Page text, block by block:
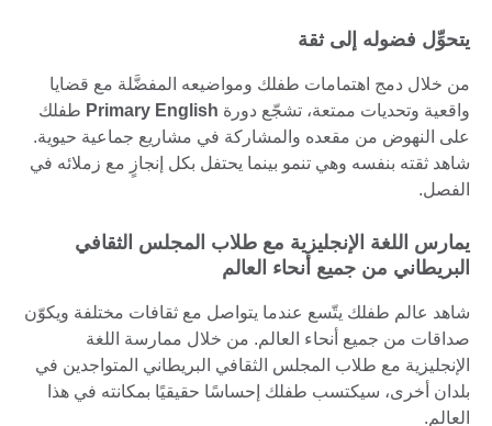
يتحوِّل فضوله إلى ثقة
من خلال دمج اهتمامات طفلك ومواضيعه المفضَّلة مع قضايا
واقعية وتحديات ممتعة، تشجّع دورة Primary English طفلك
على النهوض من مقعده والمشاركة في مشاريع جماعية حيوية.
شاهد ثقته بنفسه وهي تنمو بينما يحتفل بكل إنجازٍ مع زملائه في
الفصل.
يمارس اللغة الإنجليزية مع طلاب المجلس الثقافي
البريطاني من جميع أنحاء العالم
شاهد عالم طفلك يتّسع عندما يتواصل مع ثقافات مختلفة ويكوّن
صداقات من جميع أنحاء العالم. من خلال ممارسة اللغة
الإنجليزية مع طلاب المجلس الثقافي البريطاني المتواجدين في
بلدان أخرى، سيكتسب طفلك إحساسًا حقيقيًا بمكانته في هذا
العالم.